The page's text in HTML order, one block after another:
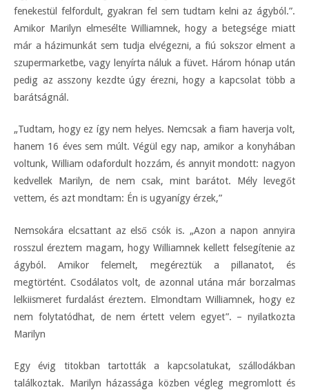
fenekestül felfordult, gyakran fel sem tudtam kelni az ágyból.”.
Amikor Marilyn elmesélte Williamnek, hogy a betegsége miatt
már a házimunkát sem tudja elvégezni, a fiú sokszor elment a
szupermarketbe, vagy lenyírta náluk a füvet. Három hónap után
pedig az asszony kezdte úgy érezni, hogy a kapcsolat több a
barátságnál.
„Tudtam, hogy ez így nem helyes. Nemcsak a fiam haverja volt,
hanem 16 éves sem múlt. Végül egy nap, amikor a konyhában
voltunk, William odafordult hozzám, és annyit mondott: nagyon
kedvellek Marilyn, de nem csak, mint barátot. Mély levegőt
vettem, és azt mondtam: Én is ugyanígy érzek,”
Nemsokára elcsattant az első csók is. „Azon a napon annyira
rosszul éreztem magam, hogy Williamnek kellett felsegítenie az
ágyból. Amikor felemelt, megéreztük a pillanatot, és
megtörtént. Csodálatos volt, de azonnal utána már borzalmas
lelkiismeret furdalást éreztem. Elmondtam Williamnek, hogy ez
nem folytatódhat, de nem értett velem egyet”. – nyilatkozta
Marilyn
Egy évig titokban tartották a kapcsolatukat, szállodákban
találkoztak. Marilyn házassága közben végleg megromlott és